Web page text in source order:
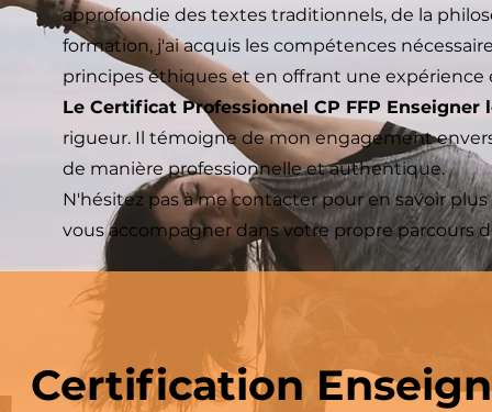
approfondie des textes traditionnels, de la
formation, j'ai acquis les compétences
principes éthiques et en offrant une expérience
Le Certificat Professionnel CP FFP Enseigner
rigueur. Il témoigne de mon engagement
de manière professionnelle et authentique.
N'hésitez pas à me contacter pour en savoir
vous accompagner dans votre propre parcours
Certification